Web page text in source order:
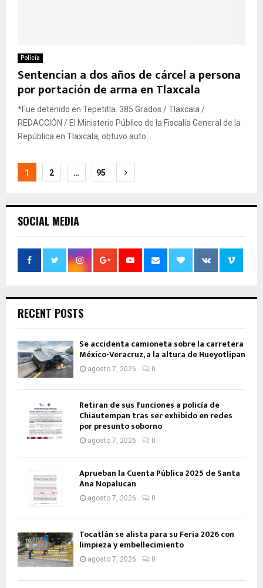
Policía
Sentencian a dos años de cárcel a persona
por portación de arma en Tlaxcala
*Fue detenido en Tepetitla. 385 Grados / Tlaxcala /
REDACCIÓN / El Ministerio Público de la Fiscalía General de la
República en Tlaxcala, obtuvo auto...
Navegación
entradas
1 2 … 95
SOCIAL MEDIA
RECENT POSTS
Se accidenta camioneta sobre la carretera
México-Veracruz, a la altura de Hueyotlipan
agosto 7, 2026 0
Retiran de sus funciones a policía de
Chiautempan tras ser exhibido en redes
por presunto soborno
agosto 7, 2026 0
Aprueban la Cuenta Pública 2025 de Santa
Ana Nopalucan
agosto 7, 2026 0
Tocatlán se alista para su Feria 2026 con
limpieza y embellecimiento
agosto 7, 2026 0